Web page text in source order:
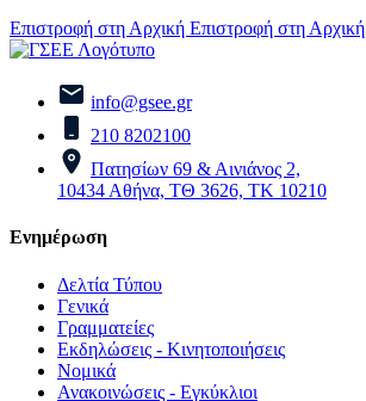
Επιστροφή στη Αρχική Επιστροφή στη Αρχική
info@gsee.gr
210 8202100
Πατησίων 69 & Αινιάνος 2,
10434 Αθήνα, ΤΘ 3626, ΤΚ 10210
Ενημέρωση
Δελτία Τύπου
Γενικά
Γραμματείες
Εκδηλώσεις - Κινητοποιήσεις
Νομικά
Ανακοινώσεις - Εγκύκλιοι